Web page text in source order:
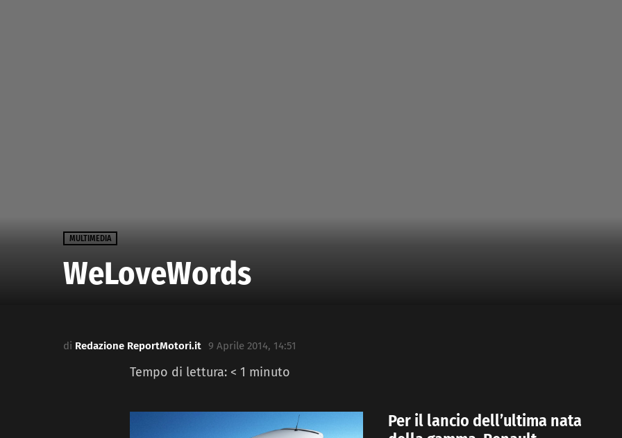
MULTIMEDIA
WeLoveWords
di Redazione ReportMotori.it 9 Aprile 2014, 14:51
Tempo di lettura: < 1 minuto
Per il lancio dell’ultima nata